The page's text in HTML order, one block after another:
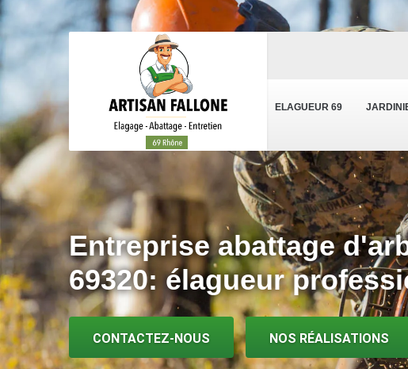
ELAGUEUR 69
Entreprise abattage
69320: élagueur
CONTACTEZ-NOUS NOS RÉALISATIONS